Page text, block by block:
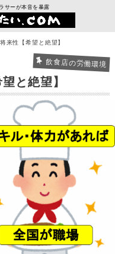
サーが本音を暴露
来性【希望と絶望】
飲食店の労働環境
と絶望】